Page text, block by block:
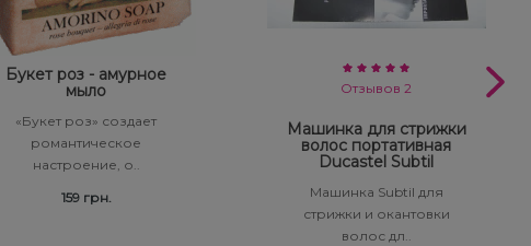
Букет роз - амурное
мыло
«Букет роз» создает
романтическое
настроение, о..
159 грн.
Отзывов 2
Машинка для стрижки
волос портативная
Ducastel Subtil
Машинка Subtil для
стрижки и окантовки
волос дл..